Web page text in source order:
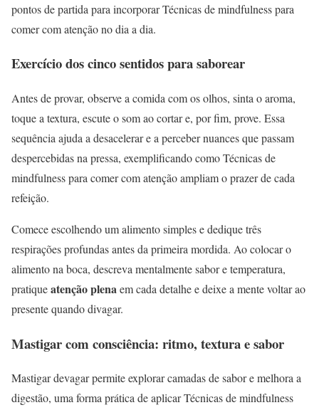
pontos de partida para incorporar Técnicas de mindfulness para
comer com atenção no dia a dia.
Exercício dos cinco sentidos para saborear
Antes de provar, observe a comida com os olhos, sinta o aroma,
toque a textura, escute o som ao cortar e, por fim, prove. Essa
sequência ajuda a desacelerar e a perceber nuances que passam
despercebidas na pressa, exemplificando como Técnicas de
mindfulness para comer com atenção ampliam o prazer de cada
refeição.
Comece escolhendo um alimento simples e dedique três
respirações profundas antes da primeira mordida. Ao colocar o
alimento na boca, descreva mentalmente sabor e temperatura,
pratiqueatenção plenaem cada detalhe e deixe a mente voltar ao
presente quando divagar.
Mastigar com consciência: ritmo, textura e sabor
Mastigar devagar permite explorar camadas de sabor e melhora a
digestão, uma forma prática de aplicar Técnicas de mindfulness